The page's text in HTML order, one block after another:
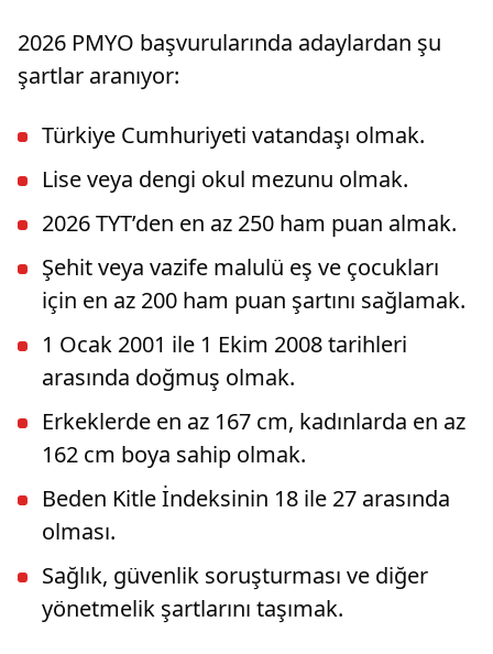
2026 PMYO başvurularında adaylardan şu
şartlar aranıyor:
Türkiye Cumhuriyeti vatandaşı olmak.
Lise veya dengi okul mezunu olmak.
2026 TYT’den en az 250 ham puan almak.
Şehit veya vazife malulü eş ve çocukları
için en az 200 ham puan şartını sağlamak.
1 Ocak 2001 ile 1 Ekim 2008 tarihleri
arasında doğmuş olmak.
Erkeklerde en az 167 cm, kadınlarda en az
162 cm boya sahip olmak.
Beden Kitle İndeksinin 18 ile 27 arasında
olması.
Sağlık, güvenlik soruşturması ve diğer
yönetmelik şartlarını taşımak.